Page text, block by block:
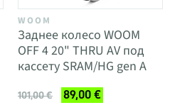
WOOM
Заднее колесо WOOM
OFF 4 20" THRU AV под
кассету SRAM/HG gen A
101,00 € 89,00 €